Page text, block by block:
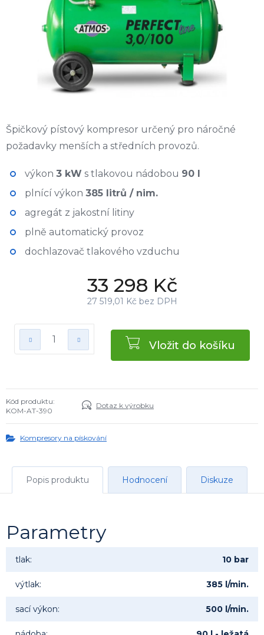
Špičkový pístový kompresor určený pro náročné
požadavky menších a středních provozů.
výkon 3 kW s tlakovou nádobou 90 l
plnící výkon 385 litrů / nim.
agregát z jakostní litiny
plně automatický provoz
dochlazovač tlakového vzduchu
33 298 Kč
27 519,01 Kč bez DPH
Vložit do košíku
Kód produktu:
KOM-AT-390
Dotaz k výrobku
Kompresory na pískování
Popis produktu Hodnocení Diskuze
Parametry
tlak: 10 bar
výtlak: 385 l/min.
sací výkon: 500 l/min.